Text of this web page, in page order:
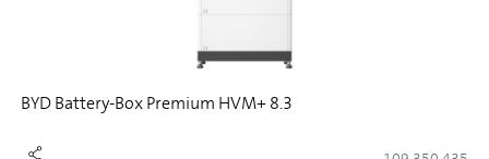
BYD Battery-Box Premium HVM+ 8.3